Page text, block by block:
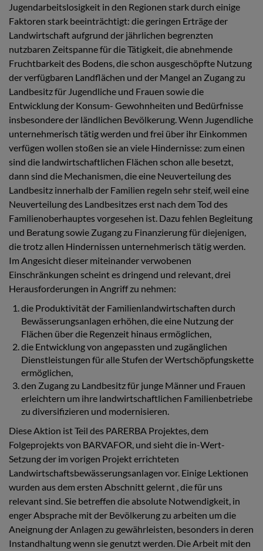
Jugendarbeitslosigkeit in den Regionen stark durch einige
Faktoren stark beeinträchtigt: die geringen Erträge der
Landwirtschaft aufgrund der jährlichen begrenzten
nutzbaren Zeitspanne für die Tätigkeit, die abnehmende
Fruchtbarkeit des Bodens, die schon ausgeschöpfte Nutzung
der verfügbaren Landflächen und der Mangel an Zugang zu
Landbesitz für Jugendliche und Frauen sowie die
Entwicklung der Konsum- Gewohnheiten und Bedürfnisse
insbesondere der ländlichen Bevölkerung. Wenn Jugendliche
unternehmerisch tätig werden und frei über ihr Einkommen
verfügen wollen stoßen sie an viele Hindernisse: zum einen
sind die landwirtschaftlichen Flächen schon alle besetzt,
dann sind die Mechanismen, die eine Neuverteilung des
Landbesitz innerhalb der Familien regeln sehr steif, weil eine
Neuverteilung des Landbesitzes erst nach dem Tod des
Familienoberhauptes vorgesehen ist. Dazu fehlen Begleitung
und Beratung sowie Zugang zu Finanzierung für diejenigen,
die trotz allen Hindernissen unternehmerisch tätig werden.
Im Angesicht dieser miteinander verwobenen
Einschränkungen scheint es dringend und relevant, drei
Herausforderungen in Angriff zu nehmen:
die Produktivität der Familienlandwirtschaften durch
Bewässerungsanlagen erhöhen, die eine Nutzung der
Flächen über die Regenzeit hinaus ermöglichen,
die Entwicklung von angepassten und zugänglichen
Dienstleistungen für alle Stufen der Wertschöpfungskette
ermöglichen,
den Zugang zu Landbesitz für junge Männer und Frauen
erleichtern um ihre landwirtschaftlichen Familienbetriebe
zu diversifizieren und modernisieren.
Diese Aktion ist Teil des PARERBA Projektes, dem
Folgeprojekts von BARVAFOR, und sieht die in-Wert-
Setzung der im vorigen Projekt errichteten
Landwirtschaftsbewässerungsanlagen vor. Einige Lektionen
wurden aus dem ersten Abschnitt gelernt , die für uns
relevant sind. Sie betreffen die absolute Notwendigkeit, in
enger Absprache mit der Bevölkerung zu arbeiten um die
Aneignung der Anlagen zu gewährleisten, besonders in deren
Instandhaltung wenn sie genutzt werden. Die Arbeit mit den